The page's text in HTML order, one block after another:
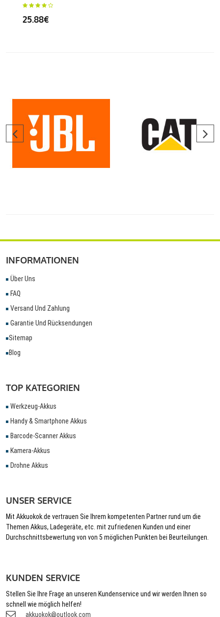
25.88€
INFORMATIONEN
Über Uns
FAQ
Versand Und Zahlung
Garantie Und Rücksendungen
Sitemap
Blog
TOP KATEGORIEN
Werkzeug-Akkus
Handy & Smartphone Akkus
Barcode-Scanner Akkus
Kamera-Akkus
Drohne Akkus
UNSER SERVICE
Mit Akkuokok.de vertrauen Sie Ihrem kompetenten Partner rund um die
Themen Akkus, Ladegeräte, etc. mit zufriedenen Kunden und einer
Durchschnittsbewertung von von 5 möglichen Punkten bei Beurteilungen.
KUNDEN SERVICE
Stellen Sie Ihre Frage an unseren Kundenservice und wir werden Ihnen so
schnell wie möglich helfen!
akkuokok@outlook.com